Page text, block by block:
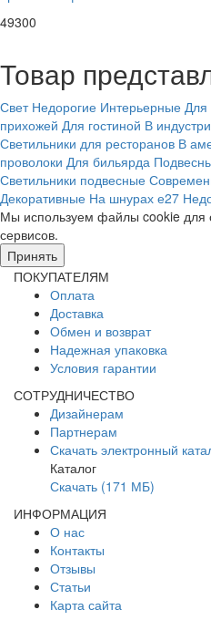
49300
Товар
Свет Недорогие Интерьерные Для
прихожей Для гостиной В
Светильники для ресторанов В
проволоки Для бильярда
Светильники подвесные
Декоративные На шнурах е27
Мы используем файлы cookie для
сервисов.
Принять
ПОКУПАТЕЛЯМ
Оплата
Доставка
Обмен и возврат
Надежная упаковка
Условия гарантии
СОТРУДНИЧЕСТВО
Дизайнерам
Партнерам
Скачать электронный
Каталог
Скачать (171 МБ)
ИНФОРМАЦИЯ
О нас
Контакты
Отзывы
Статьи
Карта сайта